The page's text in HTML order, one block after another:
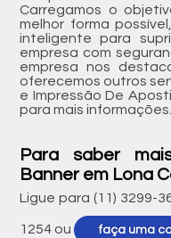
Carregamos o
melhor forma
inteligente para
empresa com
empresa nos
oferecemos outros
e Impressão De
para mais informações.
Para saber
Banner em Lona
Ligue para (11) 3299-
1254 ou faça uma